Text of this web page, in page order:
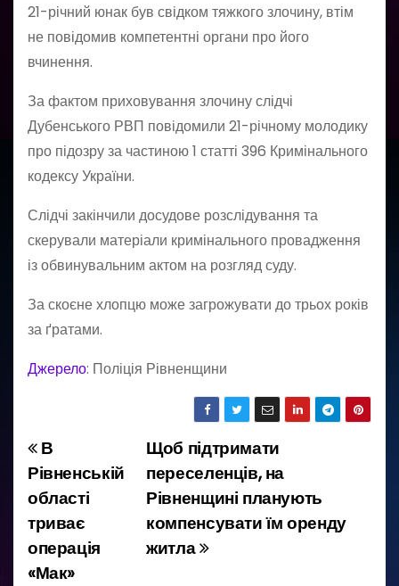
21-річний юнак був свідком тяжкого злочину, втім
не повідомив компетентні органи про його
вчинення.
За фактом приховування злочину слідчі
Дубенського РВП повідомили 21-річному молодику
про підозру за частиною 1 статті 396 Кримінального
кодексу України.
Слідчі закінчили досудове розслідування та
скерували матеріали кримінального провадження
із обвинувальним актом на розгляд суду.
За скоєне хлопцю може загрожувати до трьох років
за ґратами.
Джерело: Поліція Рівненщини
Н
а
в
і
Щоб підтримати
переселенців, на
Рівненщині планують
компенсувати їм оренду
житла
В
Рівненській
області
триває
операція
«Мак»